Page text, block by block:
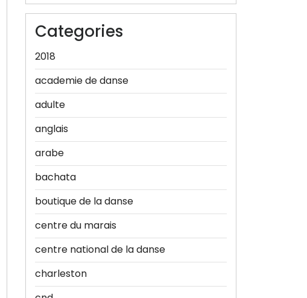
Categories
2018
academie de danse
adulte
anglais
arabe
bachata
boutique de la danse
centre du marais
centre national de la danse
charleston